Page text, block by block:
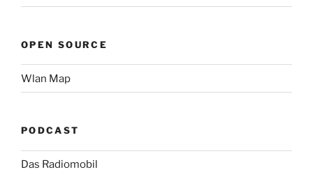
OPEN SOURCE
Wlan Map
PODCAST
Das Radiomobil